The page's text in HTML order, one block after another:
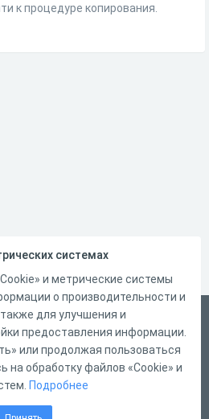
к процедуре копирования.
системах
и метрические системы
о производительности и
для улучшения и
предоставления информации.
или продолжая пользоваться
на обработку файлов «Cookie» и
Подробнее